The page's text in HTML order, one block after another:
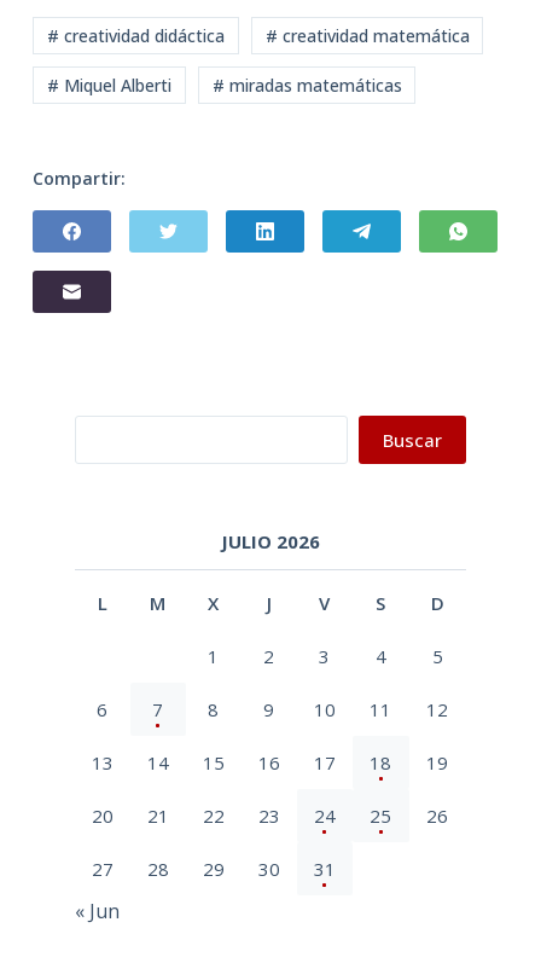
# creatividad didáctica # creatividad matemática
# Miquel Alberti # miradas matemáticas
Compartir:
Buscar
JULIO 2026
L M X J V S D
1 2 3 4 5
6 7 8 9 10 11 12
13 14 15 16 17 18 19
20 21 22 23 24 25 26
27 28 29 30 31
« Jun